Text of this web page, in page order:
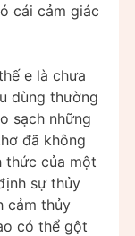
cái cảm giác
e là chưa
dùng thường
sạch những
đã không
thức của một
sự thủy
cảm thủy
có thể gột